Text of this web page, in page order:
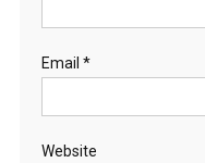
Email *
Website